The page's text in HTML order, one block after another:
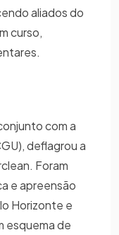
aliados do
curso,
com a
deflagrou a
Foram
e apreensão
Horizonte e
esquema de